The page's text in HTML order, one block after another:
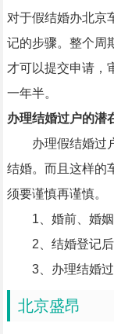
对于假结婚办北京
记的步骤。整个周
才可以提交申请，
一年半。
办理结婚过户的潜
办理假结婚过户
结婚。而且这样的
须要谨慎再谨慎。
1、婚前、婚姻
2、结婚登记后
3、办理结婚过
北京盛昂